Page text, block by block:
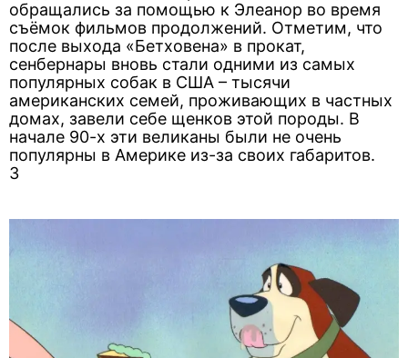
обращались за помощью к Элеанор во время
съёмок фильмов продолжений. Отметим, что
после выхода «Бетховена» в прокат,
сенбернары вновь стали одними из самых
популярных собак в США – тысячи
американских семей, проживающих в частных
домах, завели себе щенков этой породы. В
начале 90-х эти великаны были не очень
популярны в Америке из-за своих габаритов.
3